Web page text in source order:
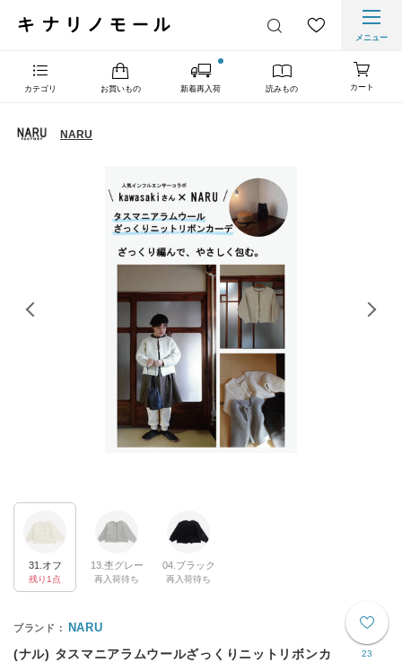
メニュー
カテゴリ お買いもの 新着再入荷 読みもの カート
NARU
31.オフ
残り1点
13.杢グレー
再入荷待ち
04.ブラック
再入荷待ち
23
NARU
(ナル) タスマニアラムウールざっくりニットリボンカ